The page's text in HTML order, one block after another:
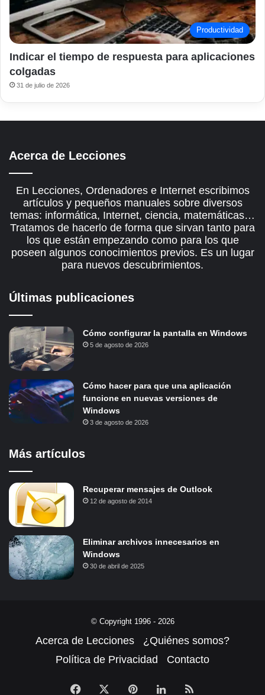
Productividad
Indicar el tiempo de respuesta para aplicaciones
colgadas
31 de julio de 2026
Acerca de Lecciones
En Lecciones, Ordenadores e Internet escribimos
artículos y pequeños manuales sobre diversos
temas: informática, Internet, ciencia, matemáticas…
Tratamos de hacerlo de forma que sirvan tanto para
los que están empezando como para los que
poseen algunos conocimientos previos. Es un lugar
para nuevos descubrimientos.
Últimas publicaciones
Cómo configurar la pantalla en Windows
5 de agosto de 2026
Cómo hacer para que una aplicación
funcione en nuevas versiones de
Windows
3 de agosto de 2026
Más artículos
Recuperar mensajes de Outlook
12 de agosto de 2014
Eliminar archivos innecesarios en
Windows
30 de abril de 2025
© Copyright 1996 - 2026
Acerca de Lecciones
¿Quiénes somos?
Política de Privacidad
Contacto
Facebook PinterestLinkedInRSS